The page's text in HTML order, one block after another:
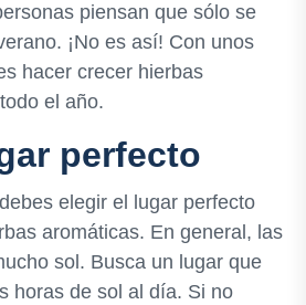
piensan que sólo se
¡No es así! Con unos
hacer crecer hierbas
el año.
perfecto
elegir el lugar perfecto
aromáticas. En general, las
sol. Busca un lugar que
horas de sol al día. Si no